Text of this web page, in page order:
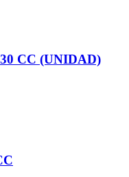
CC (UNIDAD)